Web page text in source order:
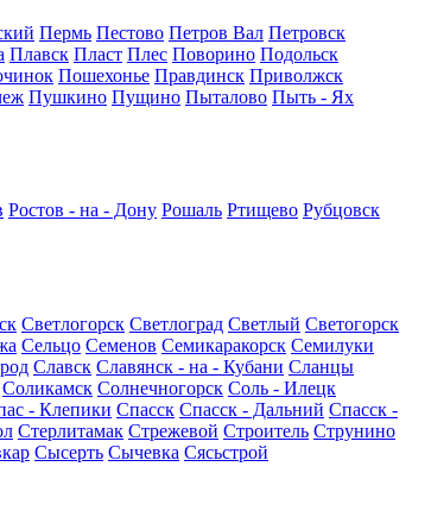
Пермь Пестово Петров Вал Петровск
Плавск Пласт Плес Поворино Подольск
Пошехонье Правдинск Приволжск
Пушкино Пущино Пыталово Пыть - Ях
Ростов - на - Дону Рошаль Ртищево Рубцовск
Светлогорск Светлоград Светлый Светогорск
Сельцо Семенов Семикаракорск Семилуки
Славск Славянск - на - Кубани Сланцы
Соликамск Солнечногорск Соль - Илецк
- Клепики Спасск Спасск - Дальний Спасск -
Стерлитамак Стрежевой Строитель Струнино
Сысерть Сычевка Сясьстрой